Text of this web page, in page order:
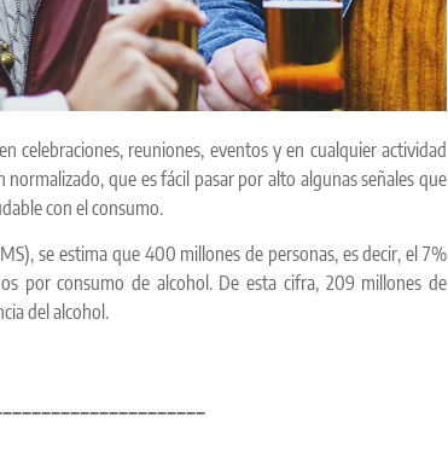
celebraciones, reuniones, eventos y en cualquier actividad
que es fácil pasar por alto algunas señales que
con el consumo.
se estima que 400 millones de personas, es decir, el 7%
por consumo de alcohol. De esta cifra, 209 millones de
del alcohol.